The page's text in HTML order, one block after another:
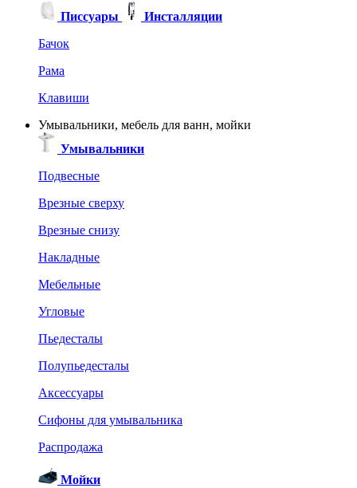
Писсуары
Инсталляции
Бачок
Рама
Клавиши
Умывальники, мебель для ванн, мойки
Умывальники
Подвесные
Врезные сверху
Врезные снизу
Накладные
Мебельные
Угловые
Пьедесталы
Полупьедесталы
Аксессуары
Сифоны для умывальника
Распродажа
Мойки